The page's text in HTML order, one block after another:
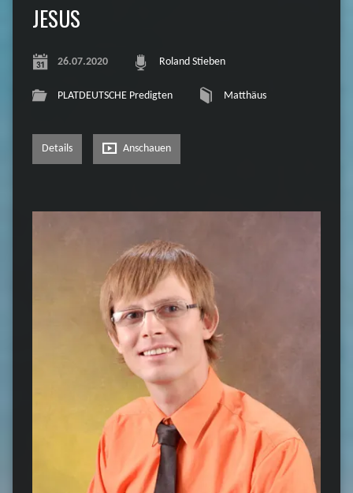
JESUS
26.07.2020 Roland Stieben
PLATDEUTSCHE Predigten Matthäus
Details Anschauen